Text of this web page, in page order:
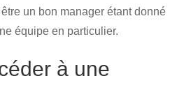
un bon manager étant donné
équipe en particulier.
à une